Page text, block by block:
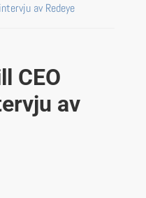
av Redeye
CEO
av